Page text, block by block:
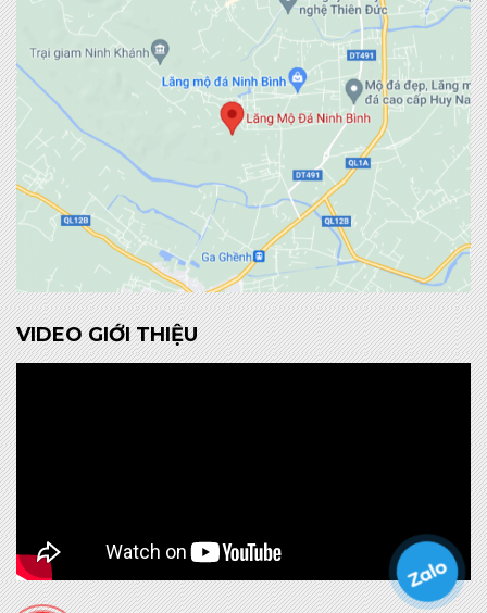
VIDEO GIỚI THIỆU